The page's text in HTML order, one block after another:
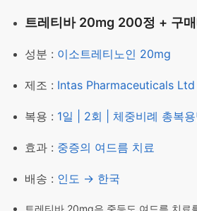
트레티바 20mg 200정 + 구매
성분 : 이소트레티노인 20mg
제조 : Intas Pharmaceuticals Ltd
복용 : 1일 | 2회 | 체중비례 총복용
효과 : 중증의 여드름 치료
배송 : 인도 → 한국
트레티바 20mg은 중등도 여드름 치료